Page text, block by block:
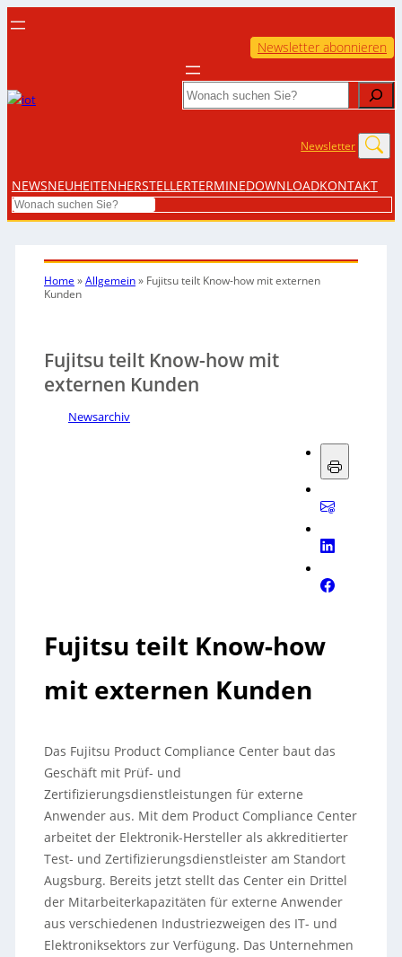
Newsletter abonnieren
Search
Newsletter
NEWSNEUHEITENHERSTELLERTERMINEDOWNLOADKONTAKT
Search
Home »Allgemein» Fujitsu teilt Know-how mit externen
Kunden
Fujitsu teilt Know-how mit
externen Kunden
Newsarchiv
Fujitsu teilt Know-how
mit externen Kunden
Das Fujitsu Product Compliance Center baut das
Geschäft mit Prüf- und
Zertifizierungsdienstleistungen für externe
Anwender aus. Mit dem Product Compliance Center
arbeitet der Elektronik-Hersteller als akkreditierter
Test- und Zertifizierungsdienstleister am Standort
Augsburg. Bereits jetzt stellt das Center ein Drittel
der Mitarbeiterkapazitäten für externe Anwender
aus verschiedenen Industriezweigen des IT- und
Elektroniksektors zur Verfügung. Das Unternehmen